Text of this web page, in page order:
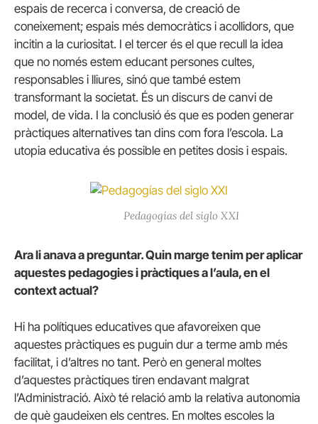
espais de recerca i conversa, de creació de
coneixement; espais més democràtics i acollidors, que
incitin a la curiositat. I el tercer és el que recull la idea
que no només estem educant persones cultes,
responsables i lliures, sinó que també estem
transformant la societat. És un discurs de canvi de
model, de vida. I la conclusió és que es poden generar
pràctiques alternatives tan dins com fora l’escola. La
utopia educativa és possible en petites dosis i espais.
Pedagogías del siglo XXI
Ara li anava a preguntar. Quin marge tenim per aplicar
aquestes pedagogies i pràctiques a l’aula, en el
context actual?
Hi ha polítiques educatives que afavoreixen que
aquestes pràctiques es puguin dur a terme amb més
facilitat, i d’altres no tant. Però en general moltes
d’aquestes pràctiques tiren endavant malgrat
l’Administració. Això té relació amb la relativa autonomia
de què gaudeixen els centres. En moltes escoles la